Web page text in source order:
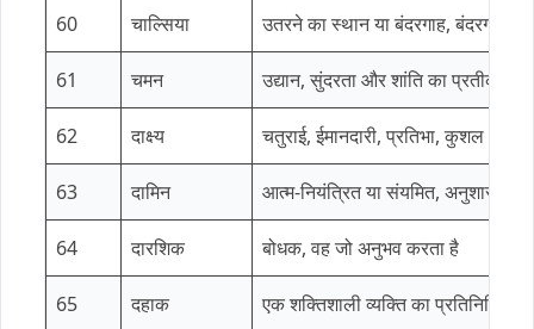
60 चाल्सिया उतरने का स्थान या बंदरगाह, बंदरगाह,
61 चमन उद्यान, सुंदरता और शांति का प्रतीक।
62 दाक्ष्य चतुराई, ईमानदारी, प्रतिभा, कुशल
63 दामिन आत्म-नियंत्रित या संयमित, अनुशासन
64 दारशिक बोधक, वह जो अनुभव करता है
65 दहाक एक शक्तिशाली व्यक्ति का